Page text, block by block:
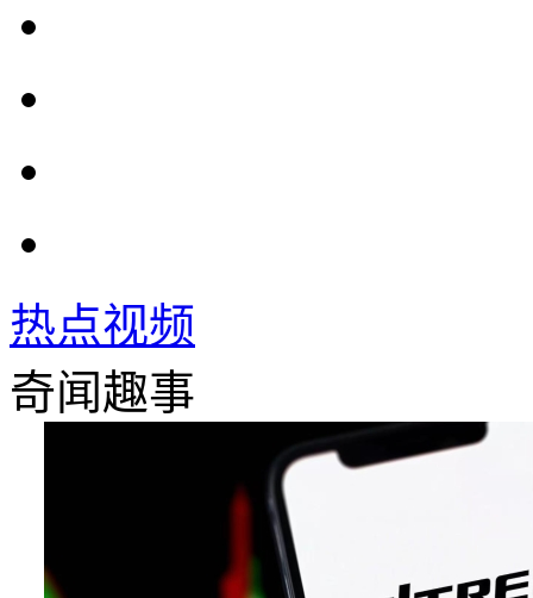
热点视频
奇闻趣事